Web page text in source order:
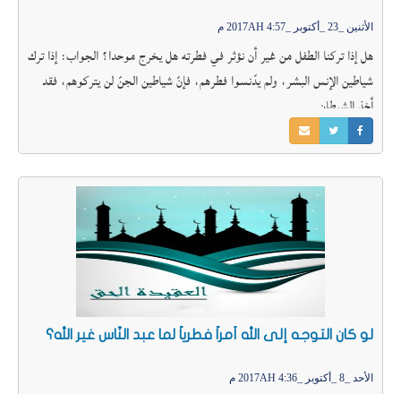
الأثنين _23 _أكتوبر _2017AH 4:57 م
هل إذا تركنا الطفل من غير أن نؤثر في فطرته هل يخرج موحدا؟ الجواب: إذا ترك
شياطين الإنس البشر، ولم يدّنسوا فطرهم، فإنّ شياطين الجنّ لن يتركوهم، فقد
أخذ الشيطان
لو كان التوجه إلى الله أمراً فطرياً لما عبد النّاس غير الله؟
الأحد _8 _أكتوبر _2017AH 4:36 م